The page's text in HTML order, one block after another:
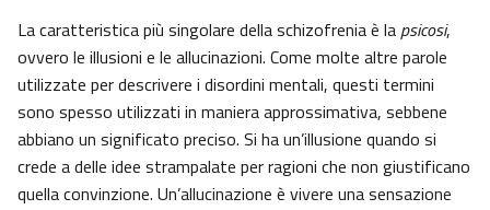
La caratteristica più singolare della schizofrenia è lapsicosi,
ovvero le illusioni e le allucinazioni. Come molte altre parole
utilizzate per descrivere i disordini mentali, questi termini
sono spesso utilizzati in maniera approssimativa, sebbene
abbiano un significato preciso. Si ha un’illusione quando si
crede a delle idee strampalate per ragioni che non giustificano
quella convinzione. Un’allucinazione è vivere una sensazione